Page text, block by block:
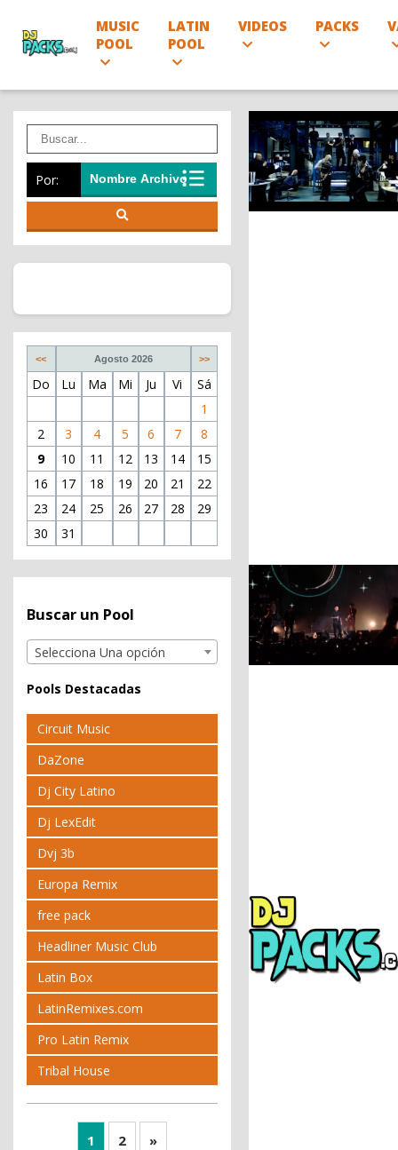
MUSIC
POOL
LATIN
POOL
VIDEOS PACKS
Por:
<< Agosto 2026 >>
Do Lu Ma Mi Ju Vi
Sá
1
2
3 4 5 6 7
8
9
10 11 12 13 14
15
16
17 18 19 20 21
22
23
24 25 26 27 28
29
30
31
Buscar un Pool
Selecciona Una opción
Pools Destacadas
Circuit Music
DaZone
Dj City Latino
Dj LexEdit
Dvj 3b
Europa Remix
free pack
Headliner Music Club
Latin Box
LatinRemixes.com
Pro Latin Remix
Tribal House
1 2 »